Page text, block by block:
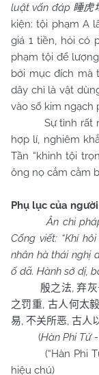
luật vấn đáp 睡虎
kiện: tội phạm A
giá 1 tiền, hỏi có
phạm tội để
bởi mục đích mà
dây chỉ là vật
vào số kim ngạch
Sự tình rất rõ
hợp lí, nghiêm
Tần “khinh tội
ông nọ cắm cằm
Phụ lục của
Ân chi
Cống viết: “Khí
nhân hà thái nghị
ố dã. Hành sở dị,
殷之法,弃
之罚重, 古人何太
易, 不关所恶, 古人
(Hàn Phi Tử
(“Hàn Phi Tử
hiệu chú)